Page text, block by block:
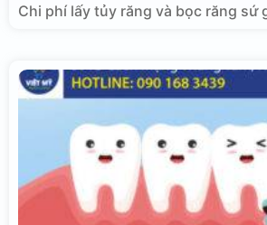
Chi phí lấy tủy răng và bọc răng sứ